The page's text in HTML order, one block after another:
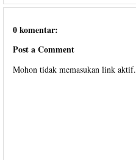
0 komentar:
Post a Comment
Mohon tidak memasukan link aktif.